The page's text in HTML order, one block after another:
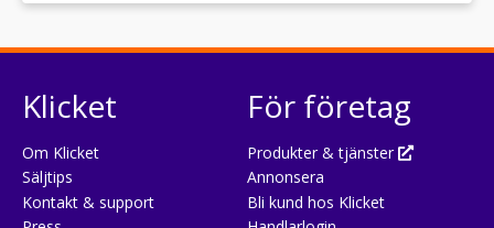
Klicket
Om Klicket
Säljtips
Kontakt & support
För företag
Produkter & tjänster
Annonsera
Bli kund hos Klicket